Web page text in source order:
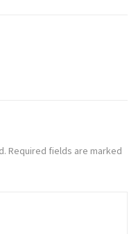
Required fields are marked